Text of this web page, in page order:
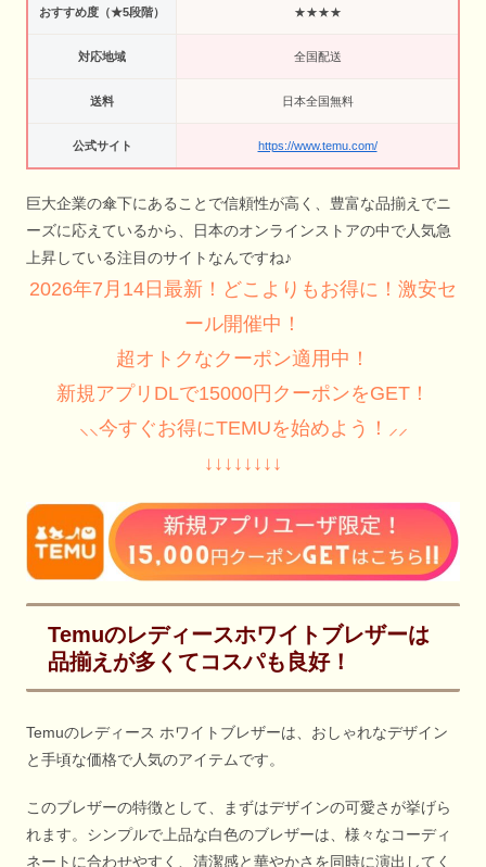
おすすめ度（★5段階） ★★★★
対応地域 全国配送
送料 日本全国無料
公式サイト https://www.temu.com/
巨大企業の傘下にあることで信頼性が高く、豊富な品揃えでニ
ーズに応えているから、日本のオンラインストアの中で人気急
上昇している注目のサイトなんですね♪
2026年7月14日最新！どこよりもお得に！激安セ
ール開催中！
超オトクなクーポン適用中！
新規アプリDLで15000円クーポンをGET！
⸜⸜今すぐお得にTEMUを始めよう！⸝⸝
↓↓↓↓↓↓↓↓
Temuのレディースホワイトブレザーは
品揃えが多くてコスパも良好！
Temuのレディース ホワイトブレザーは、おしゃれなデザイン
と手頃な価格で人気のアイテムです。
このブレザーの特徴として、まずはデザインの可愛さが挙げら
れます。シンプルで上品な白色のブレザーは、様々なコーディ
ネートに合わせやすく、清潔感と華やかさを同時に演出してく